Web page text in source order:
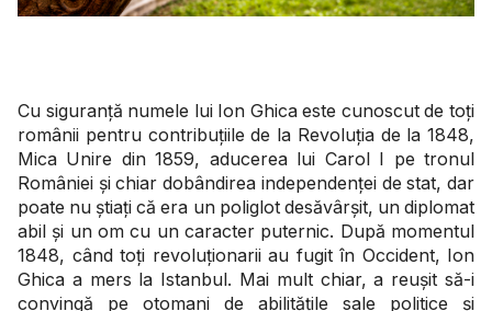
Cu siguranță numele lui Ion Ghica este cunoscut de toți
românii pentru contribuțiile de la Revoluția de la 1848,
Mica Unire din 1859, aducerea lui Carol I pe tronul
României și chiar dobândirea independenței de stat, dar
poate nu știați că era un poliglot desăvârșit, un diplomat
abil și un om cu un caracter puternic. După momentul
1848, când toți revoluționarii au fugit în Occident, Ion
Ghica a mers la Istanbul. Mai mult chiar, a reușit să-i
convingă pe otomani de abilitățile sale politice și